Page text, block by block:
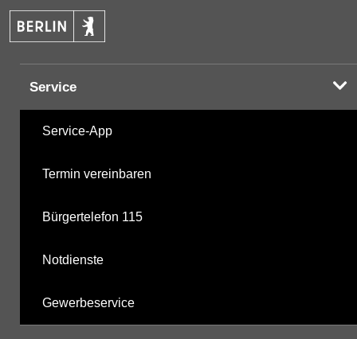
Service
Service-App
Termin vereinbaren
Bürgertelefon 115
Notdienste
Gewerbeservice